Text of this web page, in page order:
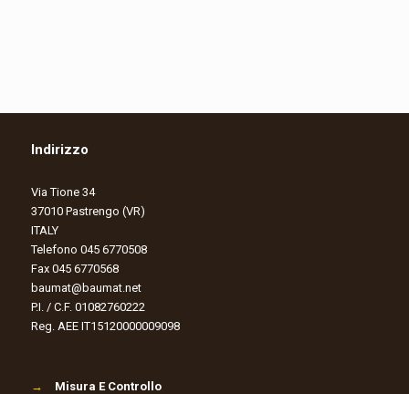
Indirizzo
Via Tione 34
37010 Pastrengo (VR)
ITALY
Telefono 045 6770508
Fax 045 6770568
baumat@baumat.net
P.I. / C.F. 01082760222
Reg. AEE IT15120000009098
→ Misura E Controllo